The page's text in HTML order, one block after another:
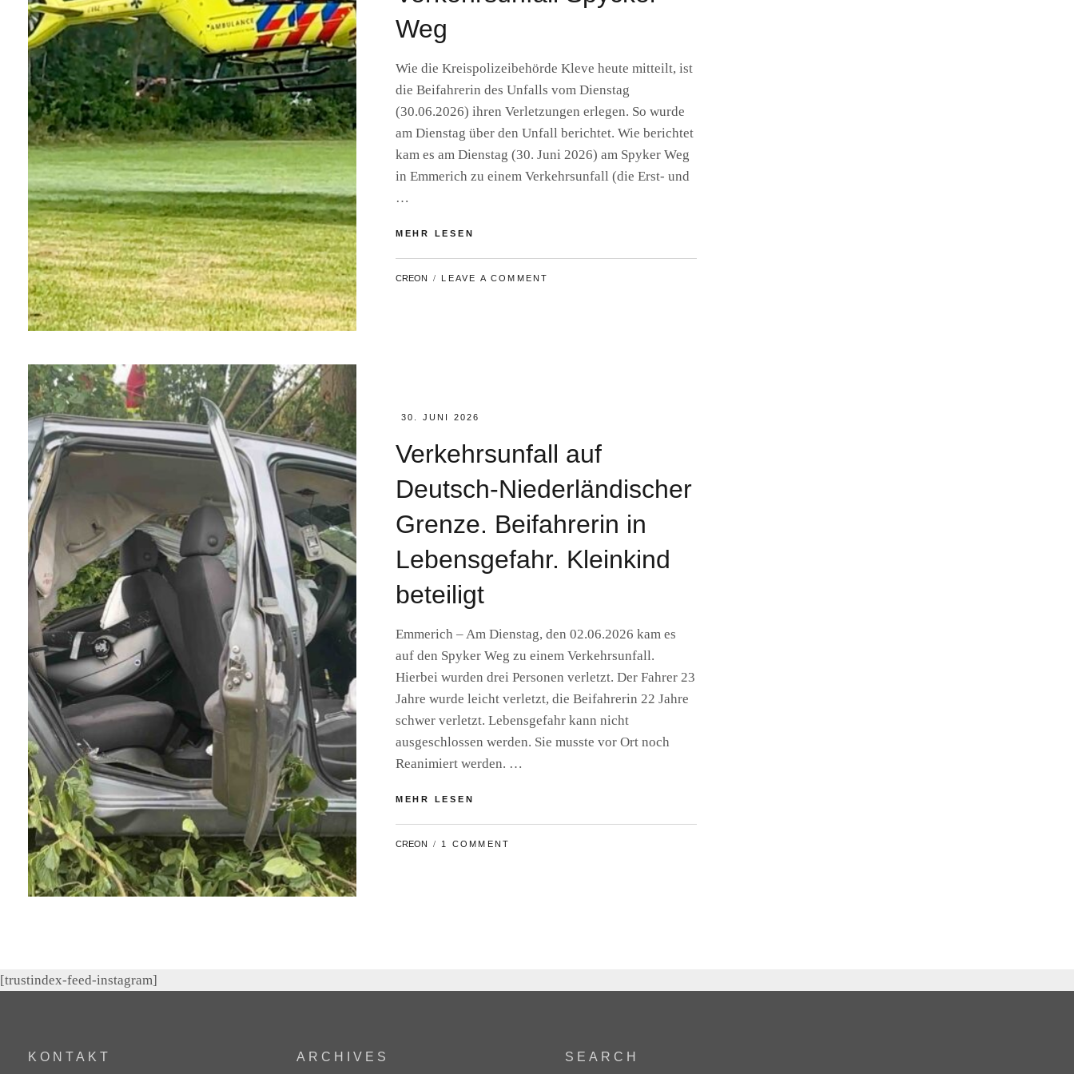
Weg
Wie die Kreispolizeibehörde Kleve heute mitteilt, ist
die Beifahrerin des Unfalls vom Dienstag
(30.06.2026) ihren Verletzungen erlegen. So wurde
am Dienstag über den Unfall berichtet. Wie berichtet
kam es am Dienstag (30. Juni 2026) am Spyker Weg
in Emmerich zu einem Verkehrsunfall (die Erst- und
…
MEHR LESEN
UPDATE
BY
CREON LEAVE A COMMENT
POSTED
30. JUNI 2026
Verkehrsunfall auf
Deutsch-Niederländischer
Grenze. Beifahrerin in
Lebensgefahr. Kleinkind
beteiligt
Emmerich – Am Dienstag, den 02.06.2026 kam es
auf den Spyker Weg zu einem Verkehrsunfall.
Hierbei wurden drei Personen verletzt. Der Fahrer 23
Jahre wurde leicht verletzt, die Beifahrerin 22 Jahre
schwer verletzt. Lebensgefahr kann nicht
ausgeschlossen werden. Sie musste vor Ort noch
Reanimiert werden. …
MEHR LESEN
NIEDERLÄNDISCHER
BY
CREON 1 COMMENT
[trustindex-feed-instagram]
KONTAKT ARCHIVES SEARCH